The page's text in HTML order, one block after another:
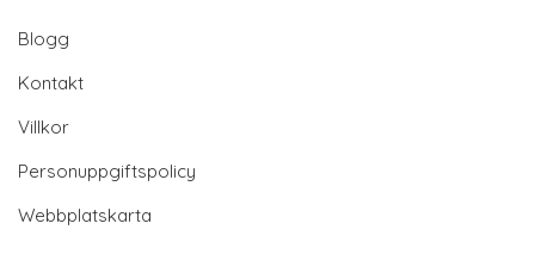
Blogg
Kontakt
Villkor
Personuppgiftspolicy
Webbplatskarta